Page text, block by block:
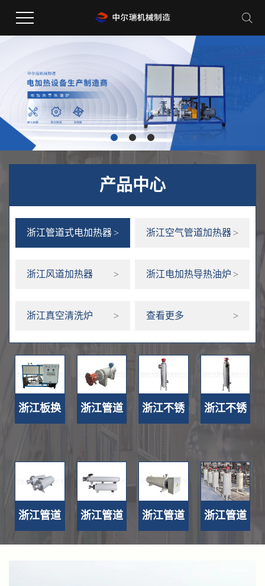
产品中心
浙江管道式电加热器 浙江空气管道加热器
浙江风道加热器 浙江电加热导热油炉
浙江真空清洗炉 查看更多
浙江板换 浙江管道
式电加热
浙江不锈
厂家 >>
浙江不锈
热器定
制 >>
浙江管道
式电加热
浙江管道
式电加热
浙江管道
式电加热
浙江管道
式空气电